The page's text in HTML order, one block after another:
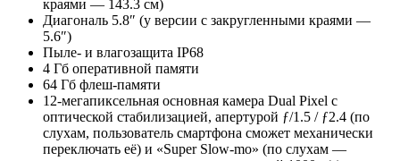
краями — 143.3 см)
Диагональ 5.8″ (у версии с закругленными краями —
5.6″)
Пыле- и влагозащита IP68
4 Гб оперативной памяти
64 Гб флеш-памяти
12-мегапиксельная основная камера Dual Pixel с
оптической стабилизацией, апертурой ƒ/1.5 / ƒ2.4 (по
слухам, пользователь смартфона сможет механически
переключать её) и «Super Slow-mo» (по слухам —